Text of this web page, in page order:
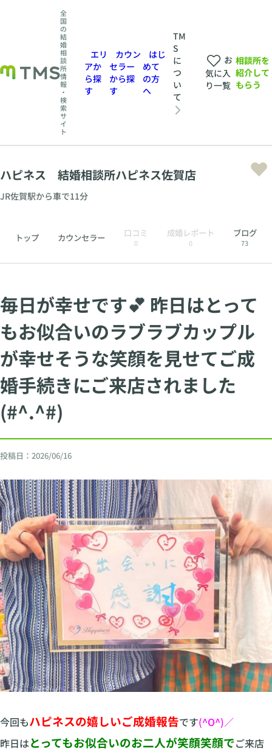
全
国
の
結
婚
相
談
所
情
報
・
検
索
サ
イ
ト
エリ
アか
ら探
す
カウン
セラー
から探
す
はじ
めて
の方
へ
TM
S
に
つ
い
て
お
気に入
り一覧
相談所を
紹介して
もらう
ハピネス 結婚相談所ハピネス佐賀店
JR佐賀駅から車で11分
トップ カウンセラー 口コミ
0
成婚レポート
0
ブログ
73
毎日が幸せです💕 昨日はとって
もお似合いのラブラブカップル
が幸せそうな笑顔を見せてご成
婚手続きにご来店されました
(#^.^#)
投稿日： 2026/06/16
今回もハピネスの嬉しいご成婚報告です(^O^)／
昨日はとってもお似合いのお二人が笑顔笑顔でご来店